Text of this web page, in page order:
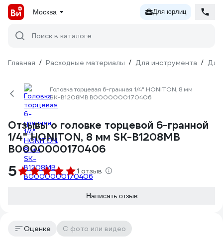
Москва Для юрлиц
Поиск в каталоге
Главная / Расходные материалы / Для инструмента / Для
Головка торцевая 6-гранная 1/4" HONITON, 8 мм
SK-B1208MB В0000000170406
Отзывы о головке торцевой 6-гранной
1/4" HONITON, 8 мм SK-B1208MB
В0000000170406
5 1 отзыв
Написать отзыв
Оценке С фото или видео